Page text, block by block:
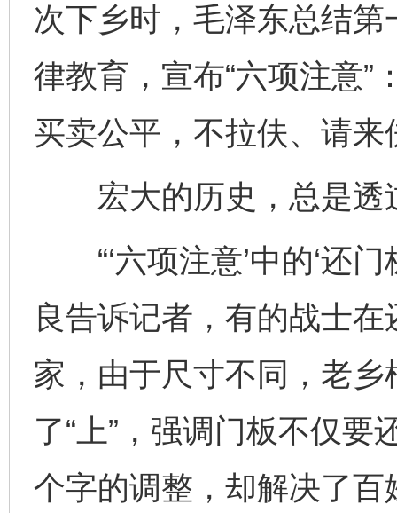
次下乡时，毛泽东总结
律教育，宣布“六项注意”
买卖公平，不拉伕、请
宏大的历史，总是透
“‘六项注意’中的‘还门
良告诉记者，有的战士
家，由于尺寸不同，老乡
了“上”，强调门板不仅要
个字的调整，却解决了百